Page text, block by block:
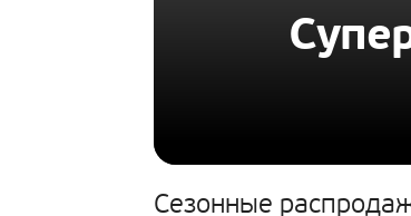
Сезонные